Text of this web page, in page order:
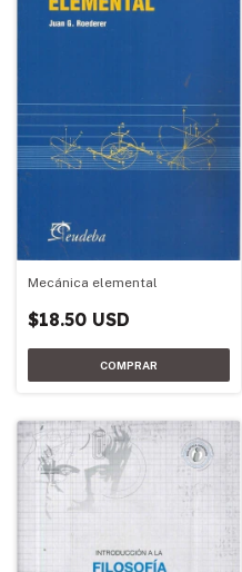
Mecánica elemental
$18.50 USD